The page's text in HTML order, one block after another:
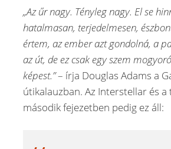
„Az űr nagy. Tényleg nagy. El se
hatalmasan, terjedelmesen,
értem, az ember azt gondolná, a
az út, de ez csak egy szem
képest.”– írja Douglas Adams a
útikalauzban. Az Interstellar és
második fejezetben pedig ez áll: